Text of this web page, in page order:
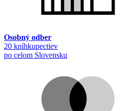
Osobný odber
20 kníhkupectiev
po celom Slovensku